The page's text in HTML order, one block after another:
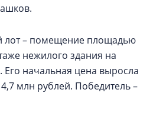
лот – помещение площадью
нежилого здания на
начальная цена выросла
млн рублей. Победитель –